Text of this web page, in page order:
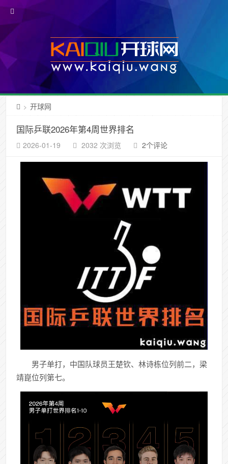
> 开球网
国际乒联2026年第4周世界排名
2026-01-19 2032 次浏览 2个评论
男子单打，中国队球员王楚钦、林诗栋位列前二，梁
靖崑位列第七。